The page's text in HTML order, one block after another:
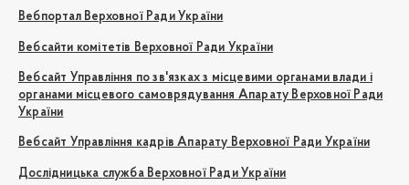
Вебпортал Верховної Ради України
Вебсайти комітетів Верховної Ради України
Вебсайт Управління по зв'язках з місцевими органами влади і
органами місцевого самоврядування Апарату Верховної Ради
України
Вебсайт Управління кадрів Апарату Верховної Ради України
Дослідницька служба Верховної Ради України